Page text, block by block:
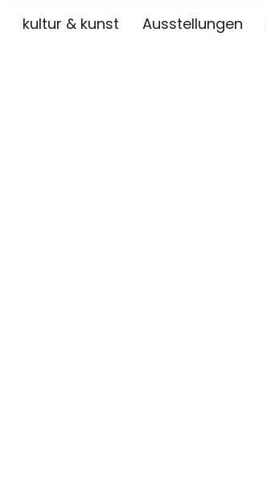
kultur & kunst Ausstellungen